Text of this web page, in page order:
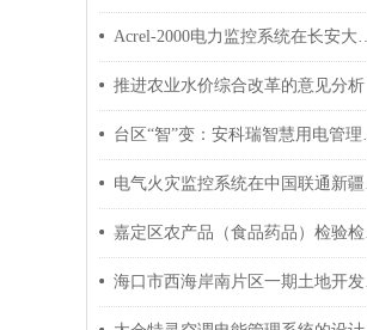
推进农业水价综合改革的意见分析